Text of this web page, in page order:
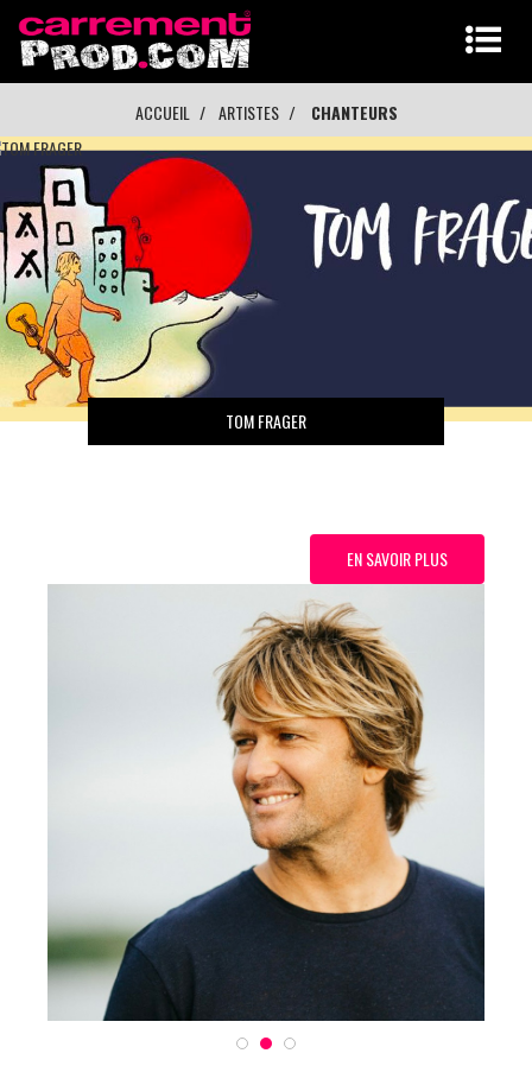
ACCUEIL ARTISTES CHANTEURS
TOM FRAGER
EN SAVOIR PLUS